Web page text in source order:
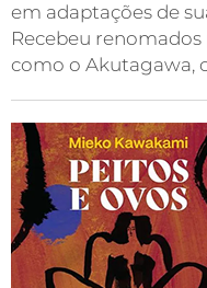
em adaptações de
Recebeu
como o Akutagawa,